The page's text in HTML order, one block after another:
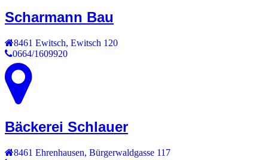
Scharmann Bau
8461 Ewitsch Ewitsch 120
0664/1609920
Bäckerei Schlauer
8461 Ehrenhausen, Bürgerwaldgasse 117